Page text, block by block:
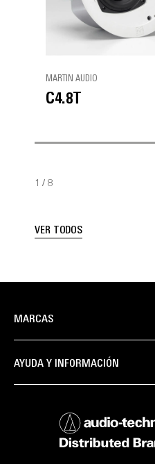
MARTIN AUDIO
C4.8T
1 / 8
VER TODOS
MARCAS
AYUDA Y INFORMACIÓN